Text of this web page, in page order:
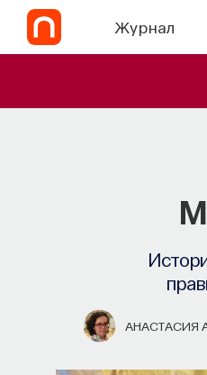
Журнал
АНАСТАСИЯ